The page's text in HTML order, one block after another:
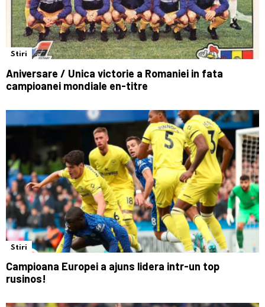
Stiri
Aniversare / Unica victorie a Romaniei in fata
campioanei mondiale en-titre
Stiri
Campioana Europei a ajuns lidera intr-un top
rusinos!